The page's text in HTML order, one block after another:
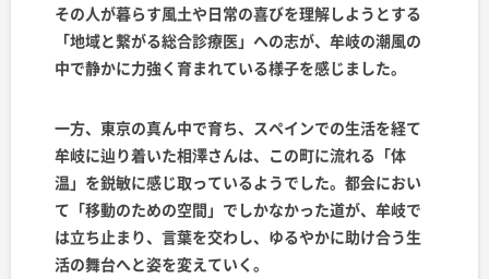
その人が暮らす風土や日常の喜びを理解しようとする
「地域と繋がる総合診療医」への志が、牟岐の潮風の
中で静かに力強く育まれている様子を感じました。
一方、東京の真ん中で育ち、スペインでの生活を経て
牟岐に辿り着いた相澤さんは、この町に流れる「体
温」を鋭敏に感じ取っているようでした。都会におい
て「移動のための空間」でしかなかった道が、牟岐で
は立ち止まり、言葉を交わし、ゆるやかに助け合う生
活の舞台へと姿を変えていく。